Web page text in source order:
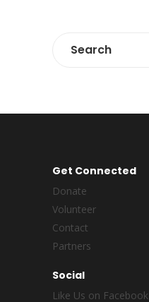
Get Connected
Donate
Volunteer
Contact
Partners
Social
Like Us on Facebook